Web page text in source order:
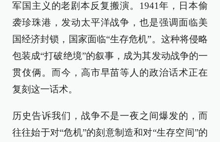
军国主义的老剧本反复搬演。1941年，日本偷
袭珍珠港，发动太平洋战争，也是强调面临美
国经济封锁，国家面临“生存危机”。这种将侵略
包装成“打破绝境”的叙事，成为其发动战争的一
贯伎俩。而今，高市早苗等人的政治话术正在
复刻这一话术。
历史告诉我们，战争不是一夜之间爆发的，而
往往始于对“危机”的刻意制造和对“生存空间”的